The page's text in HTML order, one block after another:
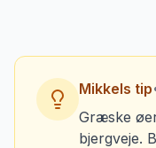
Mikkels tip
Græske
bjergveje.